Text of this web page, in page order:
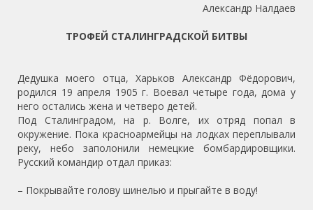
Александр Налдаев
ТРОФЕЙ СТАЛИНГРАДСКОЙ БИТВЫ
Дедушка моего отца, Харьков Александр Фёдорович,
родился 19 апреля 1905 г. Воевал четыре года, дома у
него остались жена и четверо детей.
Под Сталинградом, на р. Волге, их отряд попал в
окружение. Пока красноармейцы на лодках переплывали
реку, небо заполонили немецкие бомбардировщики.
Русский командир отдал приказ:
– Покрывайте голову шинелью и прыгайте в воду!